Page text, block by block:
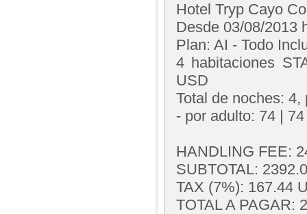
Hotel Tryp Cayo
Desde 03/08/2013
Plan: AI - Todo
4 habitaciones
USD
Total de noches:
- por adulto: 74 |
HANDLING FEE:
SUBTOTAL:
TAX (7%): 167.44
TOTAL A PAGAR: